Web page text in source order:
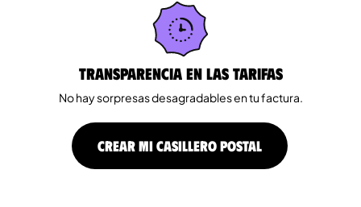
Transparencia en las tarifas
No hay sorpresas desagradables en tu factura.
CREAR MI CASILLERO POSTAL